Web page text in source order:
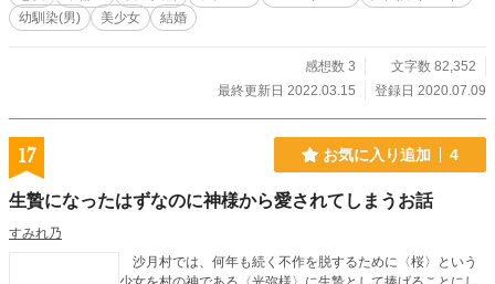
か。「そうそう。１年後には異世界戻る予定だから」「出オ
チ早すぎんだろ？！」 ☆マークのある話はエッチシーンあ
幼馴染(男)
美少女 結婚
感想数 3
文字数 82,352
最終更新日 2022.03.15
登録日 2020.07.09
17 お気に入り追加 4
生贄になったはずなのに神様から愛されてしまうお話
すみれ乃
沙月村では、何年も続く不作を脱するために〈桜〉という